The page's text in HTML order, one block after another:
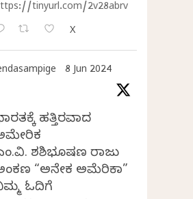
tinyurl.com/2v28abrv
X
8 Jun 2024
ಹತ್ತಿರವಾದ
ಶಶಿಭೂಷಣ ರಾಜು
“ಅನೇಕ ಅಮೆರಿಕಾ”
ಓದಿಗೆ